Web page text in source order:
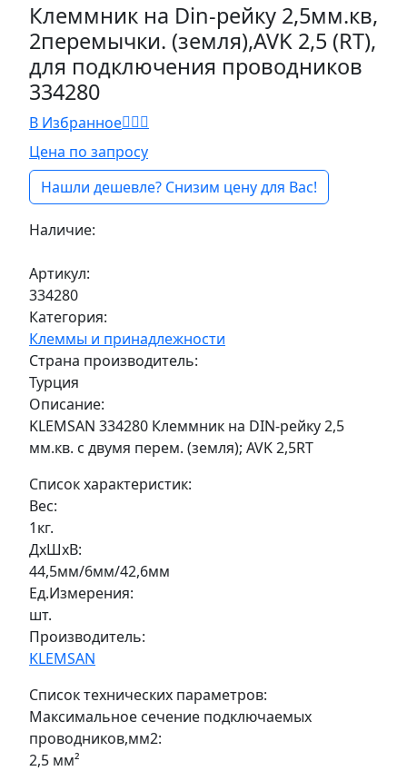
Клеммник на Din-рейку 2,5мм.кв,
2перемычки. (земля),AVK 2,5 (RT),
для подключения проводников
334280
В Избранное
Цена по запросу
Нашли дешевле? Снизим цену для Вас!
Наличие:
Артикул:
334280
Категория:
Клеммы и принадлежности
Страна производитель:
Турция
Описание:
KLEMSAN 334280 Клеммник на DIN-рейку 2,5
мм.кв. с двумя перем. (земля); AVK 2,5RT
Список характеристик:
Вес:
1кг.
ДxШxВ:
44,5мм/6мм/42,6мм
Ед.Измерения:
шт.
Производитель:
KLEMSAN
Список технических параметров:
Максимальное сечение подключаемых
проводников,мм2:
2,5 мм²